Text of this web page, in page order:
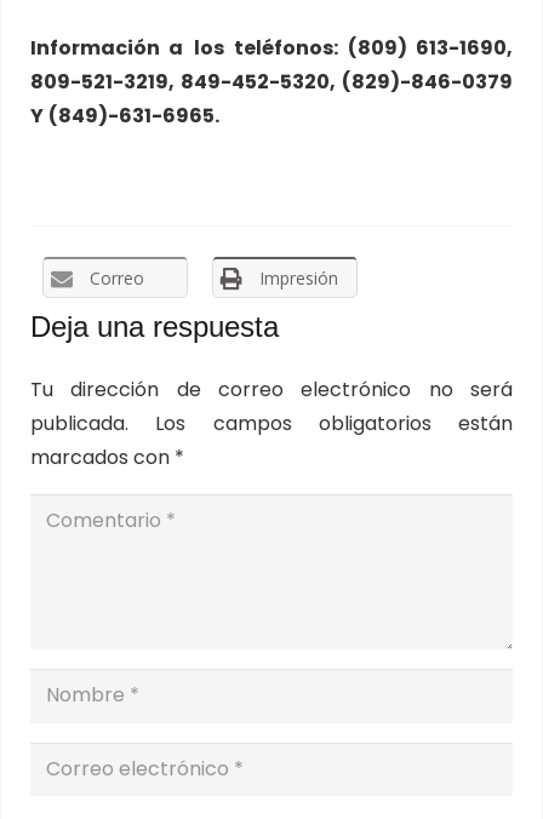
Información a los teléfonos: (809) 613-1690,
809-521-3219, 849-452-5320, (829)-846-0379
Y (849)-631-6965.
Correo Impresión
Deja una respuesta
Tu dirección de correo electrónico no será
publicada.
Los campos obligatorios están
marcados con *